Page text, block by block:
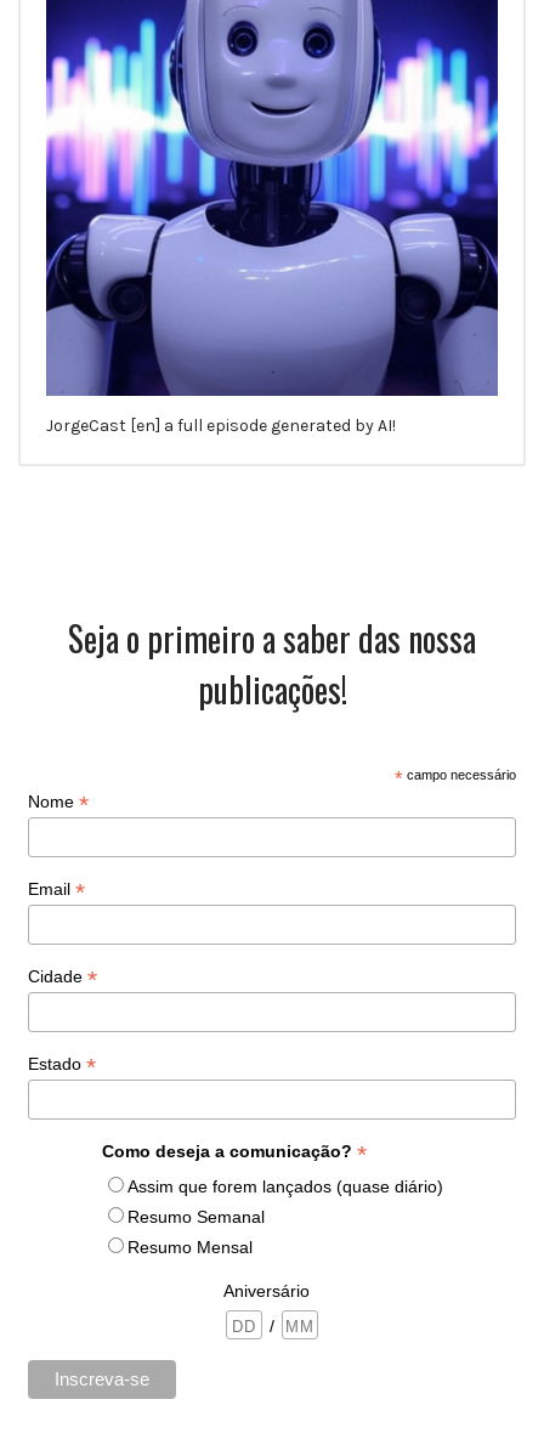
JorgeCast [en] a full episode generated by AI!
Seja o primeiro a saber das nossa
publicações!